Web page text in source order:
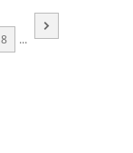
8 ...